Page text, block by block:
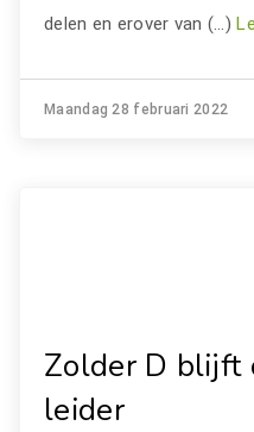
delen en erover van (…)
Maandag 28 februari 2022
Zolder D blijft
leider